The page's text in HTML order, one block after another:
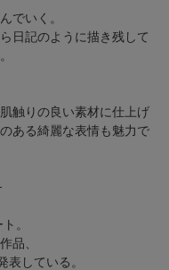
でいく。
日記のように描き残して
触りの良い素材に仕上げ
ある綺麗な表情も魅力で
。
品、
表している。